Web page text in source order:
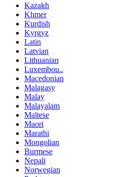
Kazakh
Khmer
Kurdish
Kyrgyz
Latin
Latvian
Lithuanian
Luxembou..
Macedonian
Malagasy
Malay
Malayalam
Maltese
Maori
Marathi
Mongolian
Burmese
Nepali
Norwegian